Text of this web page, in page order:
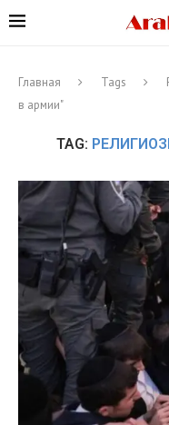
Главная Tags
в армии"
TAG: